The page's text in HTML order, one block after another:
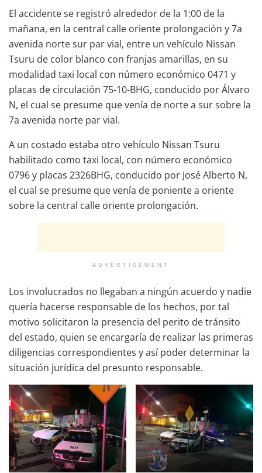
El accidente se registró alrededor de la 1:00 de la
mañana, en la central calle oriente prolongación y 7a
avenida norte sur par vial, entre un vehículo Nissan
Tsuru de color blanco con franjas amarillas, en su
modalidad taxi local con número económico 0471 y
placas de circulación 75-10-BHG, conducido por Álvaro
N, el cual se presume que venía de norte a sur sobre la
7a avenida norte par vial.
A un costado estaba otro vehículo Nissan Tsuru
habilitado como taxi local, con número económico
0796 y placas 2326BHG, conducido por José Alberto N,
el cual se presume que venía de poniente a oriente
sobre la central calle oriente prolongación.
ADVERTISEMENT
Los involucrados no llegaban a ningún acuerdo y nadie
quería hacerse responsable de los hechos, por tal
motivo solicitaron la presencia del perito de tránsito
del estado, quien se encargaría de realizar las primeras
diligencias correspondientes y así poder determinar la
situación jurídica del presunto responsable.